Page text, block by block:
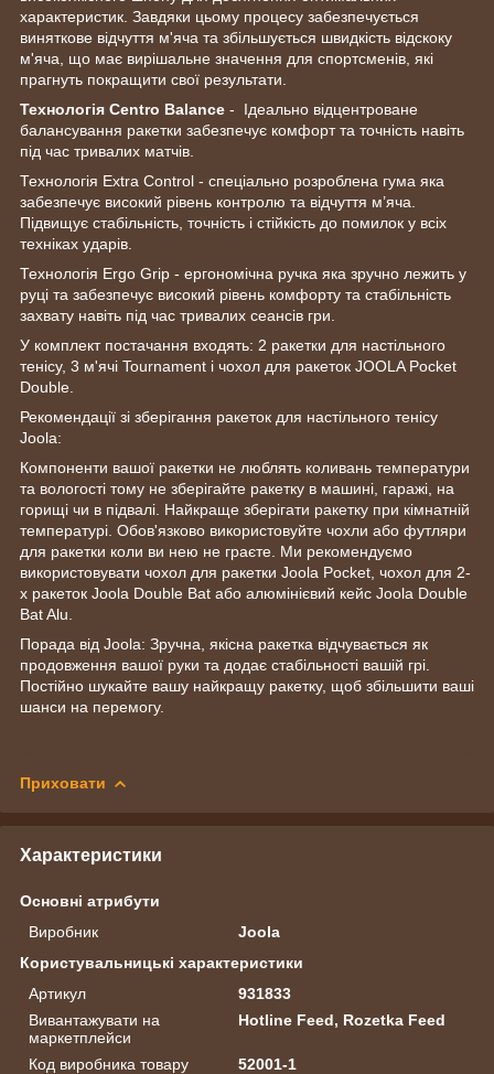
характеристик. Завдяки цьому процесу забезпечується
виняткове відчуття м'яча та збільшується швидкість відскоку
м'яча, що має вирішальне значення для спортсменів, які
прагнуть покращити свої результати.
Технологія Centro Balance - Ідеально відцентроване
балансування ракетки забезпечує комфорт та точність навіть
під час тривалих матчів.
Технологія Extra Control - спеціально розроблена гума яка
забезпечує високий рівень контролю та відчуття м’яча.
Підвищує стабільність, точність і стійкість до помилок у всіх
техніках ударів.
Технологія Ergo Grip - ергономічна ручка яка зручно лежить у
руці та забезпечує високий рівень комфорту та стабільність
захвату навіть під час тривалих сеансів гри.
У комплект постачання входять: 2 ракетки для настільного
тенісу, 3 м'ячі Tournament і чохол для ракеток JOOLA Pocket
Double.
Рекомендації зі зберігання ракеток для настільного тенісу
Joola:
Компоненти вашої ракетки не люблять коливань температури
та вологості тому не зберігайте ракетку в машині, гаражі, на
горищі чи в підвалі. Найкраще зберігати ракетку при кімнатній
температурі. Обов'язково використовуйте чохли або футляри
для ракетки коли ви нею не граєте. Ми рекомендуємо
використовувати чохол для ракетки Joola Pocket, чохол для 2-
х ракеток Joola Double Bat або алюмінієвий кейс Joola Double
Bat Alu.
Порада від Joola: Зручна, якісна ракетка відчувається як
продовження вашої руки та додає стабільності вашій грі.
Постійно шукайте вашу найкращу ракетку, щоб збільшити ваші
шанси на перемогу.
Приховати
Характеристики
Основні атрибути
Виробник
Joola
Користувальницькі характеристики
Артикул
931833
Вивантажувати на
маркетплейси
Hotline Feed, Rozetka Feed
Код виробника товару
52001-1